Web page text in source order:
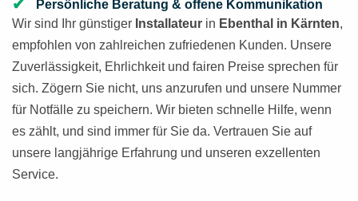
Persönliche Beratung & offene Kommunikation
Wir sind Ihr günstiger Installateur in Ebenthal in Kärnten,
empfohlen von zahlreichen zufriedenen Kunden. Unsere
Zuverlässigkeit, Ehrlichkeit und fairen Preise sprechen für
sich. Zögern Sie nicht, uns anzurufen und unsere Nummer
für Notfälle zu speichern. Wir bieten schnelle Hilfe, wenn
es zählt, und sind immer für Sie da. Vertrauen Sie auf
unsere langjährige Erfahrung und unseren exzellenten
Service.